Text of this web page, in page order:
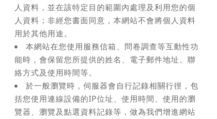
人資料，並在該特定目的範圍內處理及利用您的個
人資料；非經您書面同意，本網站不會將個人資料
用於其他用途。
本網站在您使用服務信箱、問卷調查等互動性功
能時，會保留您所提供的姓名、電子郵件地址、聯
絡方式及使用時間等。
於一般瀏覽時，伺服器會自行記錄相關行徑，包
括您使用連線設備的IP位址、使用時間、使用的瀏
覽器、瀏覽及點選資料記錄等，做為我們增進網站